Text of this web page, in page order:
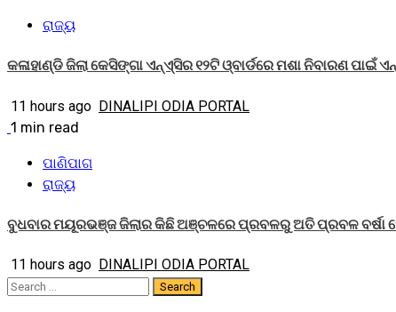
ରାଜ୍ୟ
କଳାହାଣ୍ଡି ଜିଲା କେସିଙ୍ଗା ଏନ୍‌ଏ୍‌ସିର ୧୨ଟି ଓ୍ବାର୍ଡରେ ମଶା ନିବାରଣ
11 hours ago DINALIPI ODIA PORTAL
1 min read
ପାଣିପାଗ
ରାଜ୍ୟ
ବୁଧବାର ମୟୂରଭଞ୍ଜ ଜିଲାର କିଛି ଅଞ୍ଚଳରେ ପ୍ରବଳରୁ ଅତି ପ୍ରବଳ ବର୍ଷା
11 hours ago DINALIPI ODIA PORTAL
Search